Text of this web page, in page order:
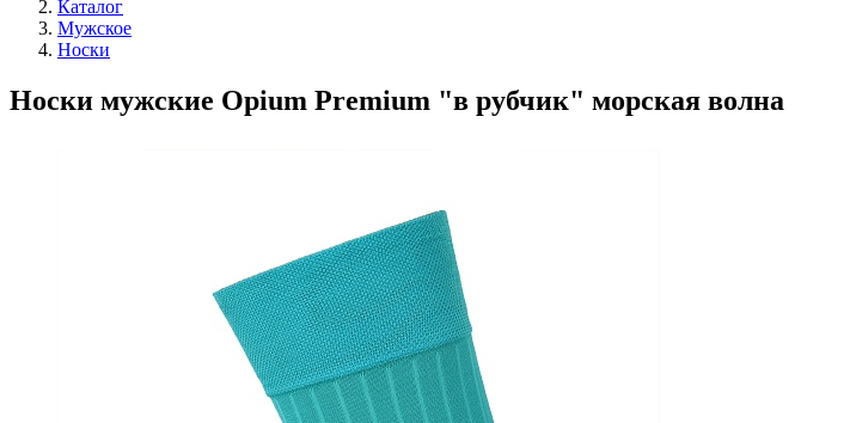
Каталог
Мужское
Носки
Носки мужские Opium Premium "в рубчик" морская волна